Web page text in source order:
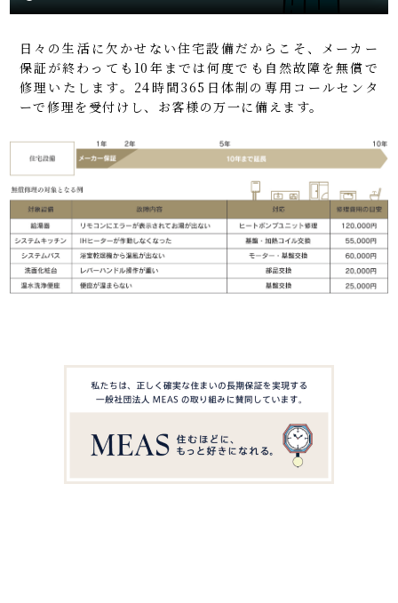
日々の生活に欠かせない住宅設備だからこそ、メーカー
保証が終わっても10年までは何度でも自然故障を無償で
修理いたします。24時間365日体制の専用コールセンタ
ーで修理を受付けし、お客様の万一に備えます。